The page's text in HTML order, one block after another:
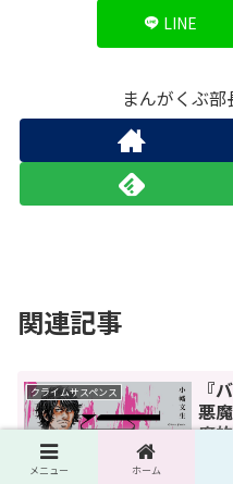
LINE
まんがくぶ
関連記事
クライムサスペンス
『
悪
魔
「
評
メニュー ホーム